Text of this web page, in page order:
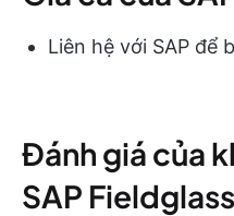
Liên hệ với SAP để
Đánh giá của
SAP Fieldglass